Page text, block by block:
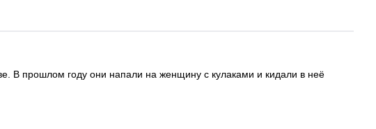
В прошлом году они напали на женщину с кулаками и кидали в неё